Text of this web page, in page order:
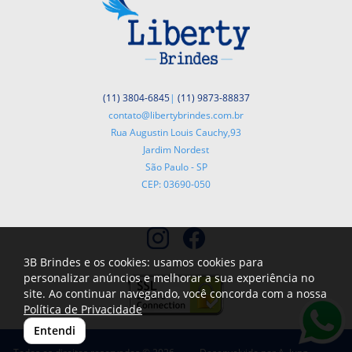
(11) 3804-6845| (11) 9873-88837
contato@libertybrindes.com.br
Rua Augustin Louis Cauchy,93
Jardim Nordest
São Paulo - SP
CEP: 03690-050
3B Brindes e os cookies: usamos cookies para
personalizar anúncios e melhorar a sua experiência no
site. Ao continuar navegando, você concorda com a nossa
Política de Privacidade
Entendi